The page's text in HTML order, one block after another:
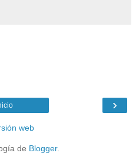
›
web
de Blogger.